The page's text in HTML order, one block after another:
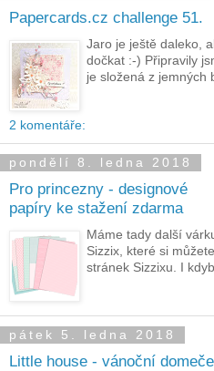
Papercards.cz challenge 51.
Jaro je ještě daleko,
dočkat :-) Připravily
je složená z jemných
2 komentáře:
pondělí 8. ledna 2018
Pro princezny - designové
papíry ke stažení zdarma
Máme tady další
Sizzix, které si
stránek Sizzixu. I
pátek 5. ledna 2018
Little house - vánoční